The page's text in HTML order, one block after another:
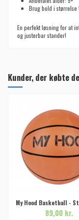
Brug bold i størrelse
En perfekt løsning for at
og justerbar stander!
Kunder, der købte
My Hood Basketball -
89,00 kr.